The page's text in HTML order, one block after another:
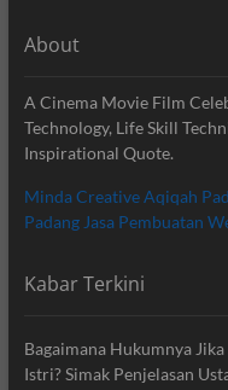
About
A Cinema Movie Film
Technology, Life Skill
Inspirational Quote.
Minda CreativeAqiqah
Padang Jasa Pembuatan
Kabar Terkini
Bagaimana Hukumnya
Istri? Simak Penjelasan